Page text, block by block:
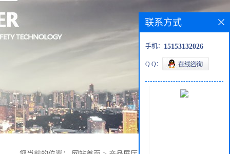
联系方式
手机： 15153132026
Q Q：